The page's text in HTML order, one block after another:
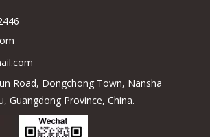
Road, Dongchong Town, Nansha
Guangdong Province, China.